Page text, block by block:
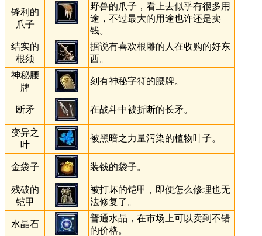
锋利的
爪子
野兽的爪子，看上去似乎有很多用
途，不过最大的用途也许还是卖
钱。
结实的
根须
据说有喜欢根雕的人在收购的好东
西。
神秘腰
牌
刻有神秘字符的腰牌。
断矛 在战斗中被折断的长矛。
变异之
叶
被黑暗之力量污染的植物叶子。
金袋子 装钱的袋子。
残破的
铠甲
被打坏的铠甲，即便怎么修理也无
法修复了。
水晶石
普通水晶，在市场上可以卖到不错
的价格。